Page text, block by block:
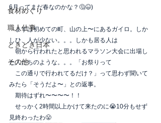
食材めぐり
職人仕事
ときどき日本
その他
6月ってまだ春なのかな？🤔😆)
まずは初めての町、山の上〜にあるガイロ。しか
しひ、人が少ない。。。しかも居る人は
朝から行われたと思われるマラソン大会に出場し
た人たちのような。。。「お祭りって
この通りで行われてるだけ？」って思わず聞いて
みたら「そうだよ〜」との返事。
期待はずれ〜〜〜〜！！
せっかく2時間以上かけて来たのに😭10分もせず
見終わったわ😤